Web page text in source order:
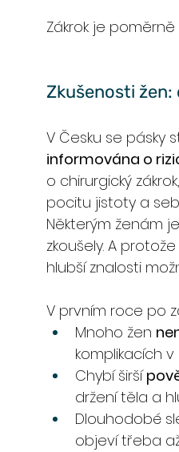
Zákrok je
Zkušenosti
V Česku se pásky
informována o
o chirurgický
pocitu jistoty a
Některým ženám
zkoušely. A
hlubší znalosti
V prvním roce po
Mnoho žen
komplikacích
Chybí širší
držení těla a
Dlouhodobé
objeví třeba